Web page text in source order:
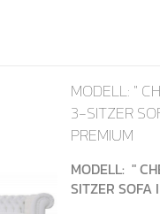
MODELL: "
3-SITZER
PREMIUM
MODELL: "
SITZER SOFA